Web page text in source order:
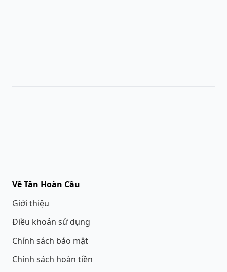
Về Tân Hoàn Cầu
Giới thiệu
Điều khoản sử dụng
Chính sách bảo mật
Chính sách hoàn tiền